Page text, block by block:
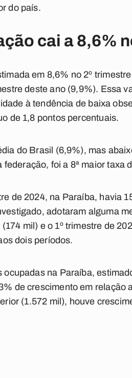
do país.
cai a 8,6%
em 8,6% no 2º
deste ano (9,9%). Essa
à tendência de baixa
de 1,8 pontos percentuais.
do Brasil (6,9%), mas
foi a 8ª maior taxa
de 2024, na Paraíba, havia
adotaram alguma
mil) e o 1º trimestre de
dois períodos.
na Paraíba,
de crescimento em relação
(1.572 mil), houve